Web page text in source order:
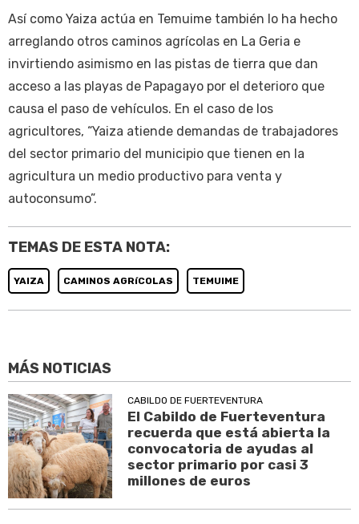
Así como Yaiza actúa en Temuime también lo ha hecho
arreglando otros caminos agrícolas en La Geria e
invirtiendo asimismo en las pistas de tierra que dan
acceso a las playas de Papagayo por el deterioro que
causa el paso de vehículos. En el caso de los
agricultores, “Yaiza atiende demandas de trabajadores
del sector primario del municipio que tienen en la
agricultura un medio productivo para venta y
autoconsumo”.
TEMAS DE ESTA NOTA:
YAIZA CAMINOS AGRíCOLAS TEMUIME
MÁS NOTICIAS
CABILDO DE FUERTEVENTURA
El Cabildo de Fuerteventura
recuerda que está abierta la
convocatoria de ayudas al
sector primario por casi 3
millones de euros